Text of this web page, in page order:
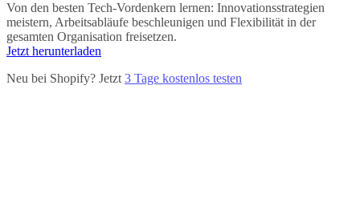
Von den besten Tech-Vordenkern lernen: Innovationsstrategien
meistern, Arbeitsabläufe beschleunigen und Flexibilität in der
gesamten Organisation freisetzen.
Jetzt herunterladen
Neu bei Shopify? Jetzt 3 Tage kostenlos testen